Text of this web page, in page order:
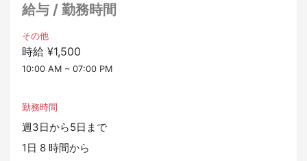
◇中国語
・日勤：08時～22時（休憩1時間） 週5 （希望者は夜
勤も可）
◇シフト制週3～5日
可）
その他言語も多数あり。
日本語＋母国語＋多言語を話せる方は是非ともお問い合
わせください。
給与 / 勤務時間
その他
時給 ¥1,500
10:00 AM ~ 07:00 PM
勤務時間
週3日から5日まで
1日 8 時間から